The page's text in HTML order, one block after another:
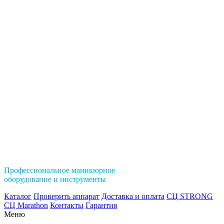
Профессиональное маникюрное
оборудование и инструменты
Каталог Проверить аппарат Доставка и оплата СЦ STRONG
СЦ Marathon Контакты Гарантия
Меню